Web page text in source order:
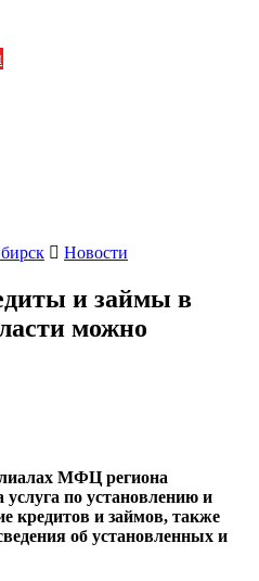
Новости
и займы в
можно
МФЦ региона
услуга по установлению и
кредитов и займов, также
об установленных и